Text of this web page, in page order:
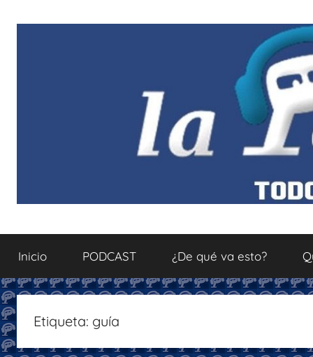
La
Podcastfera
sobre
el
del
con
recomendaciones
Inicio PODCAST ¿De qué va esto?
Etiqueta: guía